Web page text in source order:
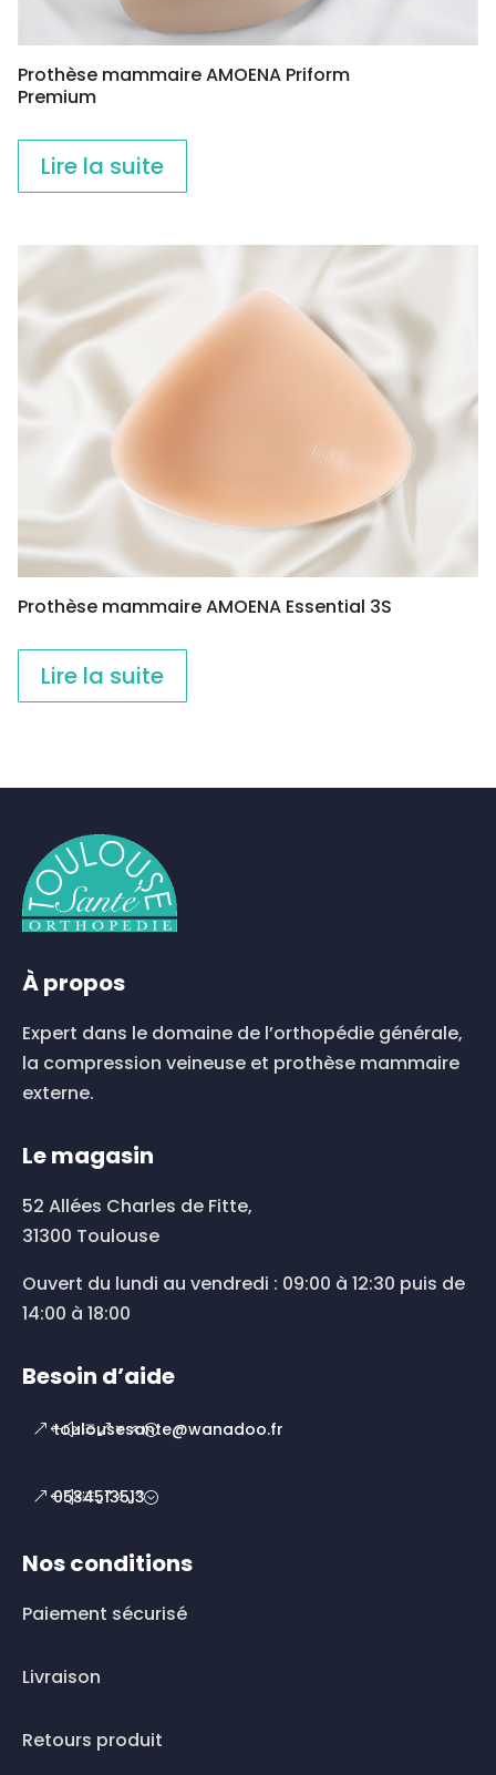
Prothèse mammaire AMOENA Priform
Premium
Lire la suite
Prothèse mammaire AMOENA Essential 3S
Lire la suite
À propos
Expert dans le domaine de l’orthopédie générale,
la compression veineuse et prothèse mammaire
externe.
Le magasin
52 Allées Charles de Fitte,
31300 Toulouse
Ouvert du lundi au vendredi : 09:00 à 12:30 puis de
14:00 à 18:00
Besoin d’aide
toulousesante@wanadoo.fr
0534513513
Nos conditions
Paiement sécurisé
Livraison
Retours produit